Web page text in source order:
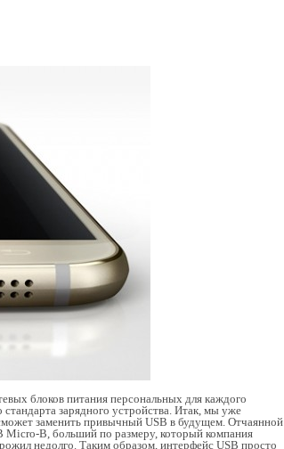
блоков питания персональных для каждого
зарядного устройства. Итак, мы уже
заменить привычный USB в будущем. Отчаянной
Micro-B, больший по размеру, который компания
недолго. Таким образом, интерфейс USB просто